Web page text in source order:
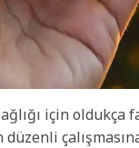
için oldukça